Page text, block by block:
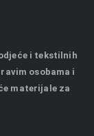
i tekstilnih
osobama i
materijale za